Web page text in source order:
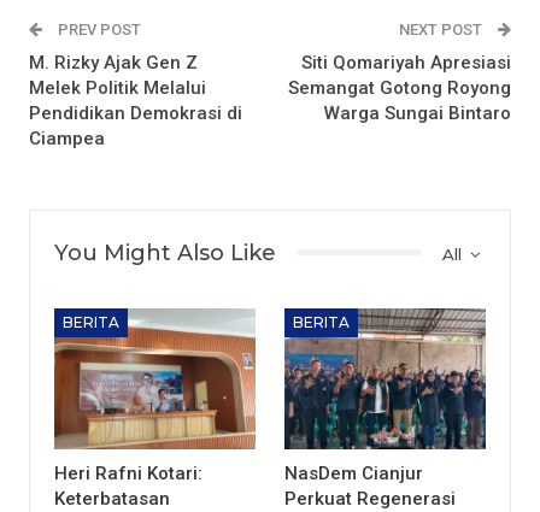
PREV POST
M. Rizky Ajak Gen Z
Melek Politik Melalui
Pendidikan Demokrasi di
Ciampea
NEXT POST
Siti Qomariyah Apresiasi
Semangat Gotong Royong
Warga Sungai Bintaro
All
You Might Also Like
BERITA
Heri Rafni Kotari:
Keterbatasan
BERITA
NasDem Cianjur
Perkuat Regenerasi